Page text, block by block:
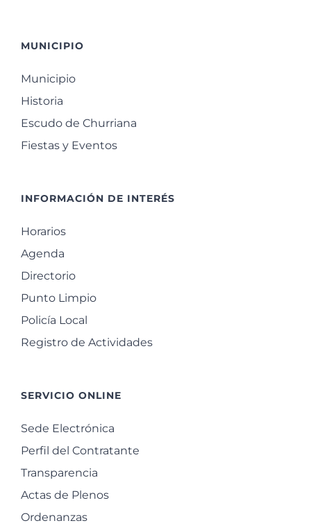
MUNICIPIO
Municipio
Historia
Escudo de Churriana
Fiestas y Eventos
INFORMACIÓN DE INTERÉS
Horarios
Agenda
Directorio
Punto Limpio
Policía Local
Registro de Actividades
SERVICIO ONLINE
Sede Electrónica
Perfil del Contratante
Transparencia
Actas de Plenos
Ordenanzas